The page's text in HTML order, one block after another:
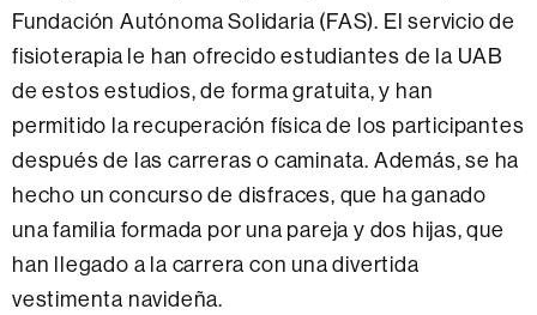
Fundación Autónoma Solidaria (FAS). El servicio de
fisioterapia le han ofrecido estudiantes de la UAB
de estos estudios, de forma gratuita, y han
permitido la recuperación física de los participantes
después de las carreras o caminata. Además, se ha
hecho un concurso de disfraces, que ha ganado
una familia formada por una pareja y dos hijas, que
han llegado a la carrera con una divertida
vestimenta navideña.